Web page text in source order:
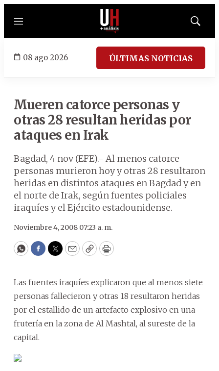
Menú
Mostrar
08 ago 2026 ÚLTIMAS NOTICIAS
Mueren catorce personas y
otras 28 resultan heridas por
ataques en Irak
Bagdad, 4 nov (EFE).- Al menos catorce
personas murieron hoy y otras 28 resultaron
heridas en distintos ataques en Bagdad y en
el norte de Irak, según fuentes policiales
iraquíes y el Ejército estadounidense.
Noviembre 4, 2008 07:23 a. m.
WhatsApp
Facebook
Twitter
EmailCopyPrint
Las fuentes iraquíes explicaron que al menos siete
personas fallecieron y otras 18 resultaron heridas
por el estallido de un artefacto explosivo en una
frutería en la zona de Al Mashtal, al sureste de la
capital.